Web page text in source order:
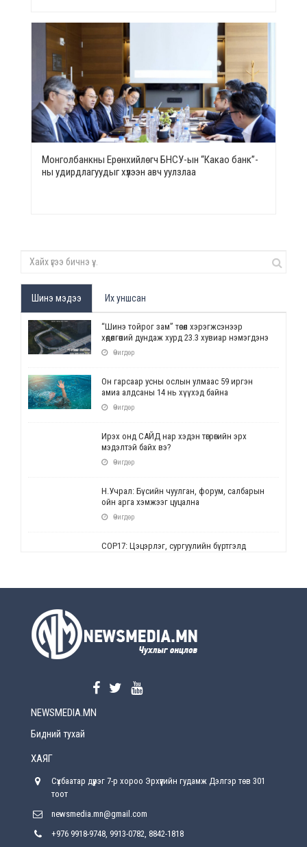
Монголбанкны Ерөнхийлөгч БНСУ-ын “Какао банк”-
ны удирдлагуудыг хүлээн авч уулзлаа
Шинэ мэдээ Их уншсан
“Шинэ тойрог зам” төсөл хэрэгжсэнээр
хөдөлгөөний дундаж хурд 23.3 хувиар нэмэгдэнэ
Өчигдөр
Он гарсаар усны ослын улмаас 59 иргэн
амиа алдсаны 14 нь хүүхэд байна
Өчигдөр
Ирэх онд САЙД нар хэдэн төгрөгийн эрх
мэдэлтэй байх вэ?
Өчигдөр
Н.Учрал: Бүсийн чуулган, форум, салбарын
ойн арга хэмжээг цуцална
Өчигдөр
СОР17: Цэцэрлэг, сургуулийн бүртгэлд
Өчигдөр
Өчигдөр
хүрсэн өгөөжөөрөө ажлаа үнэлж, хэрэгжилтээ
Улсын онцгой комисс өвөлжилтийн бэлтгэл,
NEWSMEDIA.MN
Бидний тухай
ХАЯГ
Сүхбаатар дүүрэг 7-р хороо Эрхүүгийн гудамж Дэлгэр төв 301
тоот
newsmedia.mn@gmail.com
+976 9918-9748, 9913-0782, 8842-1818